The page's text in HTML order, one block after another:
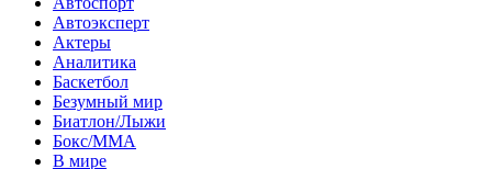
Автоэксперт
Актеры
Аналитика
Баскетбол
Безумный мир
Биатлон/Лыжи
Бокс/MMA
В мире